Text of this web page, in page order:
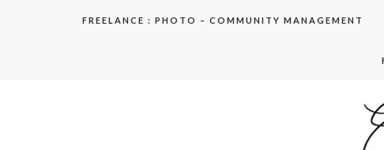
FREELANCE : PHOTO – COMMUNITY MANAGEMENT
elodie